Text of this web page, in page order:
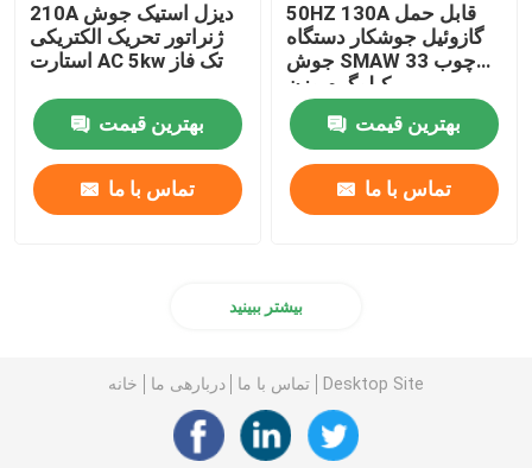
210A دیزل استیک جوش
ژنراتور تحریک الکتریکی
استارت AC 5kw تک فاز
بهترین قیمت
تماس با ما
50HZ 130A قابل حمل
گازوئیل جوشکار دستگاه
جوش SMAW چوب 33
کیلوگرم وزن
بهترین قیمت
تماس با ما
بیشتر ببینید
خانه دربارهی ما تماس با ما Desktop Site